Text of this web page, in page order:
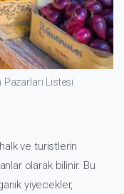
Listesi
ve turistlerin
olarak bilinir. Bu
yiyecekler,